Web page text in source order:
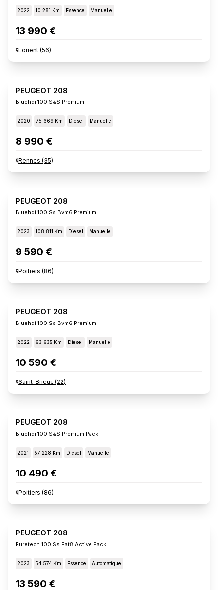
2022 10 281 Km Essence Manuelle
13 990 €
Lorient (56)
PEUGEOT 208
Bluehdi 100 S&s Premium
2020 75 669 Km Diesel Manuelle
8 990 €
Rennes (35)
PEUGEOT 208
Bluehdi 100 Ss Bvm6 Premium
2023 108 811 Km Diesel Manuelle
9 590 €
Poitiers (86)
PEUGEOT 208
Bluehdi 100 Ss Bvm6 Premium
2022 63 635 Km Diesel Manuelle
10 590 €
Saint-Brieuc (22)
PEUGEOT 208
Bluehdi 100 S&s Premium Pack
2021 57 228 Km Diesel Manuelle
10 490 €
Poitiers (86)
PEUGEOT 208
Puretech 100 Ss Eat8 Active Pack
2023 54 574 Km Essence Automatique
13 590 €